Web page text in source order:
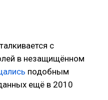
с
в незащищённом
подобным
ещё в 2010